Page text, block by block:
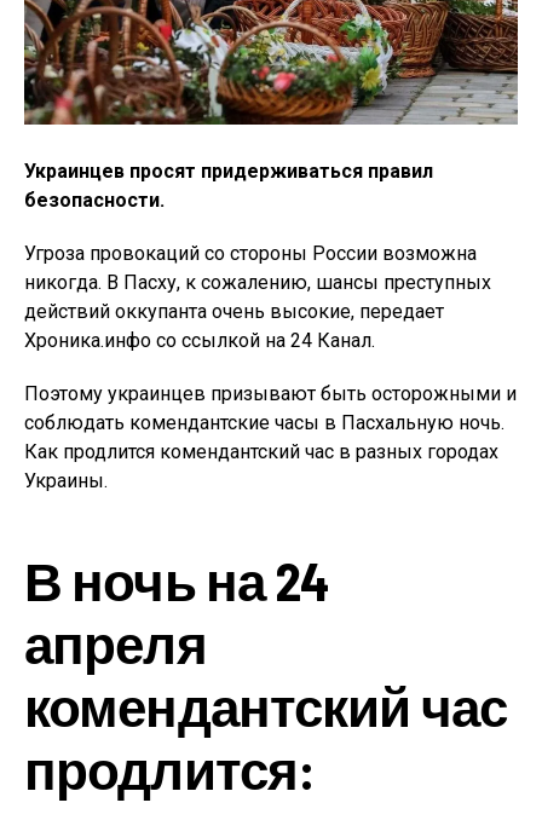
Украинцев просят придерживаться правил
безопасности.
Угроза провокаций со стороны России возможна
никогда. В Пасху, к сожалению, шансы преступных
действий оккупанта очень высокие, передает
Хроника.инфо со ссылкой на 24 Канал.
Поэтому украинцев призывают быть осторожными и
соблюдать комендантские часы в Пасхальную ночь.
Как продлится комендантский час в разных городах
Украины.
В ночь на 24
апреля
комендантский час
продлится: